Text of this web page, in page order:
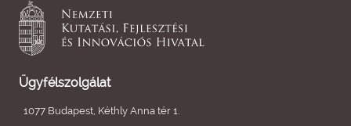
Ügyfélszolgálat
1077 Budapest, Kéthly Anna tér 1.